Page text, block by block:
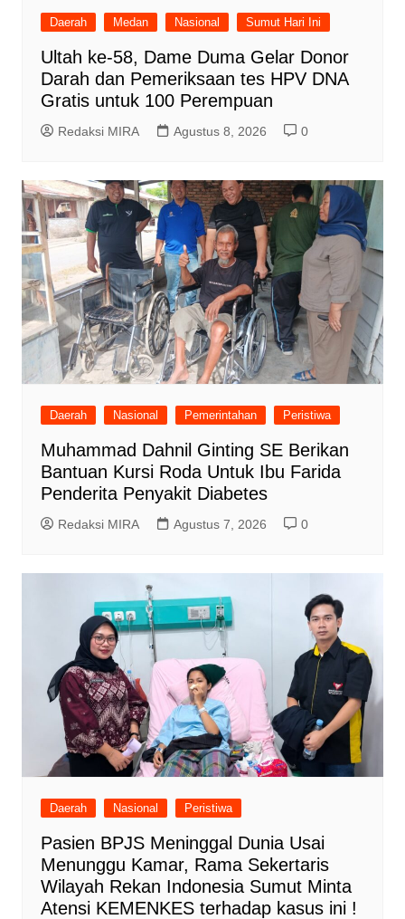
Daerah Medan Nasional Sumut Hari Ini
Ultah ke-58, Dame Duma Gelar Donor
Darah dan Pemeriksaan tes HPV DNA
Gratis untuk 100 Perempuan
Redaksi MIRA Agustus 8, 2026 0
Daerah Nasional Pemerintahan Peristiwa
Muhammad Dahnil Ginting SE Berikan
Bantuan Kursi Roda Untuk Ibu Farida
Penderita Penyakit Diabetes
Redaksi MIRA Agustus 7, 2026 0
Daerah Nasional Peristiwa
Pasien BPJS Meninggal Dunia Usai
Menunggu Kamar, Rama Sekertaris
Wilayah Rekan Indonesia Sumut Minta
Atensi KEMENKES terhadap kasus ini !